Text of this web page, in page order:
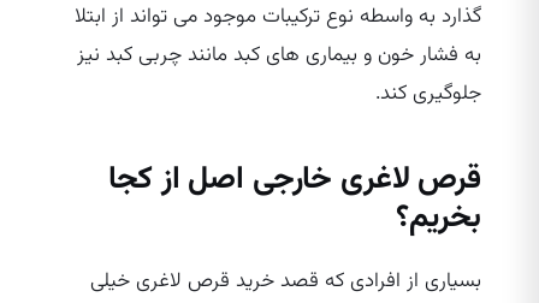
گذارد به واسطه نوع ترکیبات موجود می‌ تواند از ابتلا
به فشار خون و بیماری‌ های کبد مانند چربی کبد نیز
جلوگیری کند.
قرص لاغری خارجی اصل از کجا
بخریم؟
بسیاری از افرادی که قصد خرید قرص لاغری خیلی